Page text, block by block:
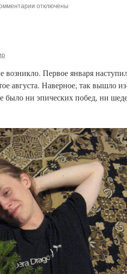
котключены
Первое января
августа. Наверное, так вышло
ни эпических побед, ни